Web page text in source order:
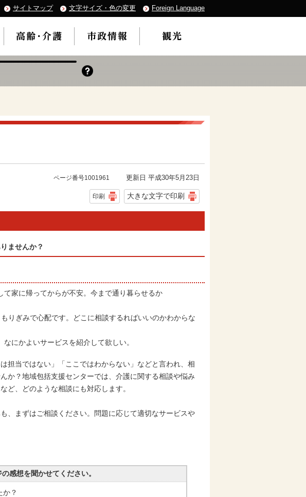
サイトマップ 文字サイズ・色の変更 Foreign Language
ページ番号1001961 更新日 平成30年5月23日
印刷 大きな文字で印刷
ませんか？
家に帰ってからが不安。今まで通り暮らせるか
りぎみで心配です。どこに相談するればいいのかわからな
にかよいサービスを紹介して欲しい。
担当ではない」「ここではわからない」などと言われ、相
か？地域包括支援センターでは、介護に関する相談や悩み
ど、どのような相談にも対応します。
、まずはご相談ください。問題に応じて適切なサービスや
感想を聞かせてください。
か？